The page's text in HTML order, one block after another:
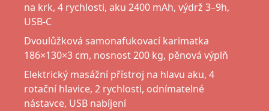
na krk, 4 rychlosti, aku 2400 mAh, výdrž 3–9h,
USB-C
Dvoulůžková samonafukovací karimatka
186×130×3 cm, nosnost 200 kg, pěnová výplň
Elektrický masážní přístroj na hlavu aku, 4
rotační hlavice, 2 rychlosti, odnímatelné
nástavce, USB nabíjení